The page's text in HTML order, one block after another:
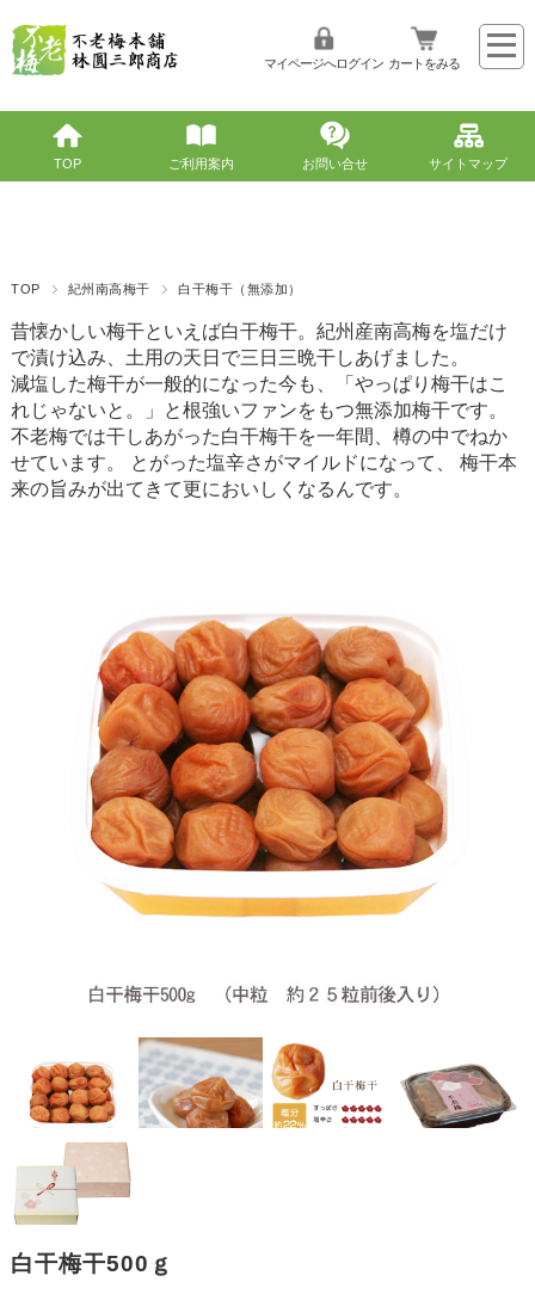
マイページへログイン カートをみる
TOP ご利用案内 お問い合せ サイトマップ
TOP 紀州南高梅干 白干梅干（無添加）
昔懐かしい梅干といえば白干梅干。紀州産南高梅を塩だけ
で漬け込み、土用の天日で三日三晩干しあげました。
減塩した梅干が一般的になった今も、「やっぱり梅干はこ
れじゃないと。」と根強いファンをもつ無添加梅干です。
不老梅では干しあがった白干梅干を一年間、樽の中でねか
せています。 とがった塩辛さがマイルドになって、 梅干本
来の旨みが出てきて更においしくなるんです。
白干梅干500ｇ